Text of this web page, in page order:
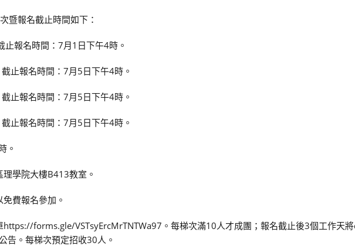
暨報名截止時間如下：
止報名時間：7月1日下午4時。
止報名時間：7月5日下午4時。
止報名時間：7月5日下午4時。
止報名時間：7月5日下午4時。
。
學院大樓B413教室。
費報名參加。
https://forms.gle/VSTsyErcMrTNTWa97。每梯次滿10人才成團；報名截止後3個工作天
告。每梯次預定招收30人。